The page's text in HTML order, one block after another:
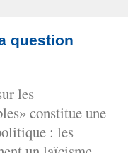
question
les
constitue une
: les